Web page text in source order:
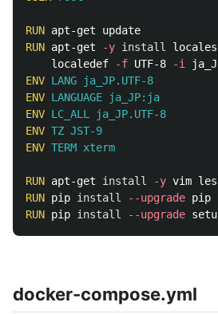
RUN
RUN apt-get -y install locales
    localedef
-f UTF-8 -i
ENV LANG ja_JP.UTF-8
ENV LANGUAGE ja_JP:ja
ENV LC_ALL ja_JP.UTF-8
ENV TZ JST-9
ENV TERM xterm
RUN apt-get install -y
RUN pip install --upgrade
RUN pip install --upgrade
docker-compose.yml